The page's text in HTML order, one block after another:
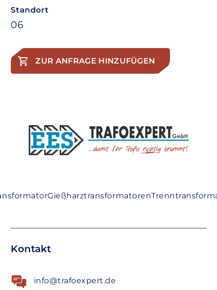
Standort
06
ZUR ANFRAGE HINZUFÜGEN
Gießharztransformatoren
Kontakt
info@trafoexpert.de